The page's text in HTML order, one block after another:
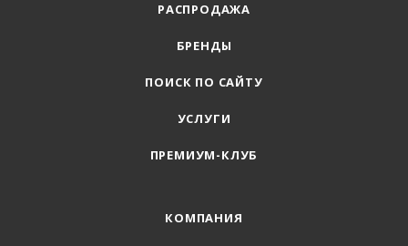
РАСПРОДАЖА
БРЕНДЫ
ПОИСК ПО САЙТУ
УСЛУГИ
ПРЕМИУМ-КЛУБ
КОМПАНИЯ